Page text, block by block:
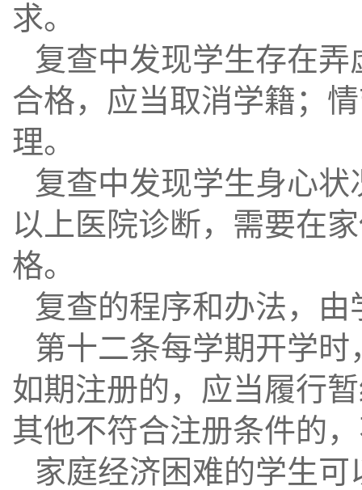
求。
复查中发现学生存在
合格，应当取消学籍；
理。
复查中发现学生身心
以上医院诊断，需要在
格。
复查的程序和办法，由
第十二条每学期开学
如期注册的，应当履行
其他不符合注册条件的
家庭经济困难的学生